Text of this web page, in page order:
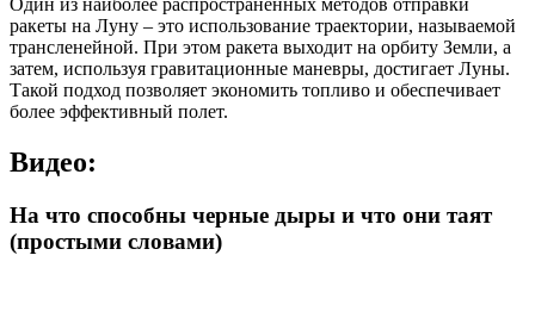
Один из наиболее распространенных методов отправки
ракеты на Луну – это использование траектории, называемой
трансленейной. При этом ракета выходит на орбиту Земли, а
затем, используя гравитационные маневры, достигает Луны.
Такой подход позволяет экономить топливо и обеспечивает
более эффективный полет.
Видео:
На что способны черные дыры и что они таят
(простыми словами)